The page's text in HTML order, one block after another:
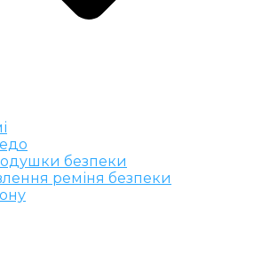
безпеки
реміня безпеки